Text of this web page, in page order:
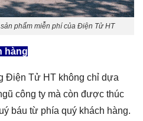
phẩm miễn phí của Điện Tử HT
hàng
Điện Tử HT không chỉ dựa
công ty mà còn được thúc
báu từ phía quý khách hàng.